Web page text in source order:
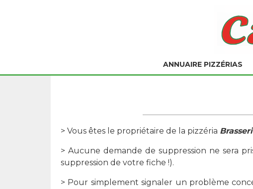
ANNUAIRE PIZZÉRIAS
> Vous êtes le propriétaire de la pizzéria
> Aucune demande de suppression ne sera
suppression de votre fiche !).
> Pour simplement signaler un problème